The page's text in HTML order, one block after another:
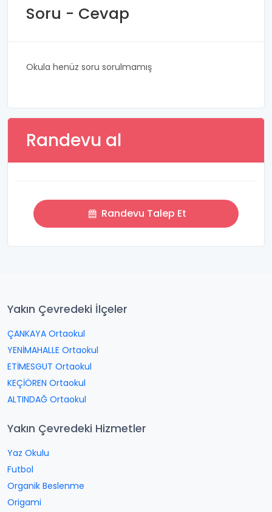
Soru - Cevap
Okula henüz soru sorulmamış
Randevu al
Randevu Talep Et
Yakın Çevredeki İlçeler
ÇANKAYA Ortaokul
YENİMAHALLE Ortaokul
ETİMESGUT Ortaokul
KEÇİÖREN Ortaokul
ALTINDAĞ Ortaokul
Yakın Çevredeki Hizmetler
Yaz Okulu
Futbol
Organik Beslenme
Origami